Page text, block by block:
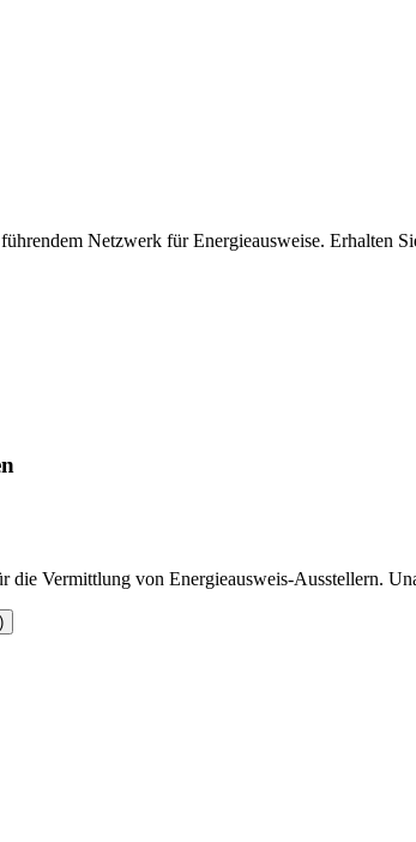
Netzwerk für Energieausweise. Erhalten
die Vermittlung von Energieausweis-Ausstellern.